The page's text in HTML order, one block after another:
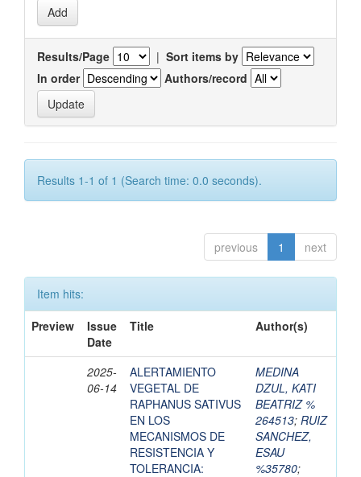
Results/Page | Sort items by
In order
Authors/record
Results 1-1 of 1 (Search time: 0.0 seconds).
previous 1 next
Item hits:
Preview
Issue
Date
Title Author(s)
2025-
06-14
ALERTAMIENTO
VEGETAL DE
RAPHANUS SATIVUS
EN LOS
MECANISMOS DE
RESISTENCIA Y
TOLERANCIA:
MEDINA
DZUL, KATI
BEATRIZ %
264513; RUIZ
SANCHEZ,
ESAU
%35780;